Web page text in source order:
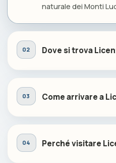
naturale dei Monti
Dove si trova
Come arrivare a
Perché visitare